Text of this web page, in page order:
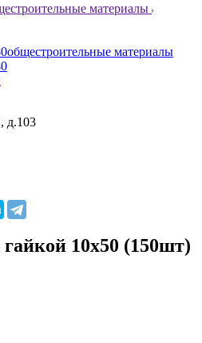
материалы
общестроительные материалы
д.103
10х50 (150шт)